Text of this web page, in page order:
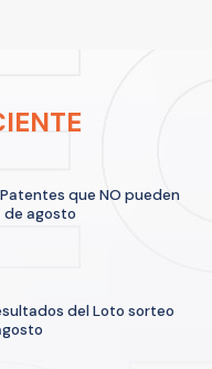
que NO pueden
de agosto
del Loto sorteo